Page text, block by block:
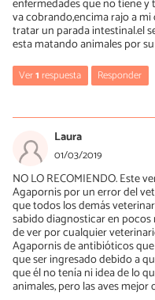
tienden a esconder sus
enfermedades que no tiene
va cobrando,encima rajo a
tratar un parada intestinal.el
esta matando animales por
Ver1respuesta Responder
16/03/2020
Yo reclamé a través de
no conseguí nada. En el
ignoran, aún así, sí que
constancia de lo mal
somos muchos los
Laura
01/03/2019
NO LO RECOMIENDO. Este
Agapornis por un error del
que todos los demás
sabido diagnosticar en
de ver por cualquier
Agapornis de antibióticos
que ser ingresado debido a
que él no tenía ni idea de lo
animales, pero las aves mejor